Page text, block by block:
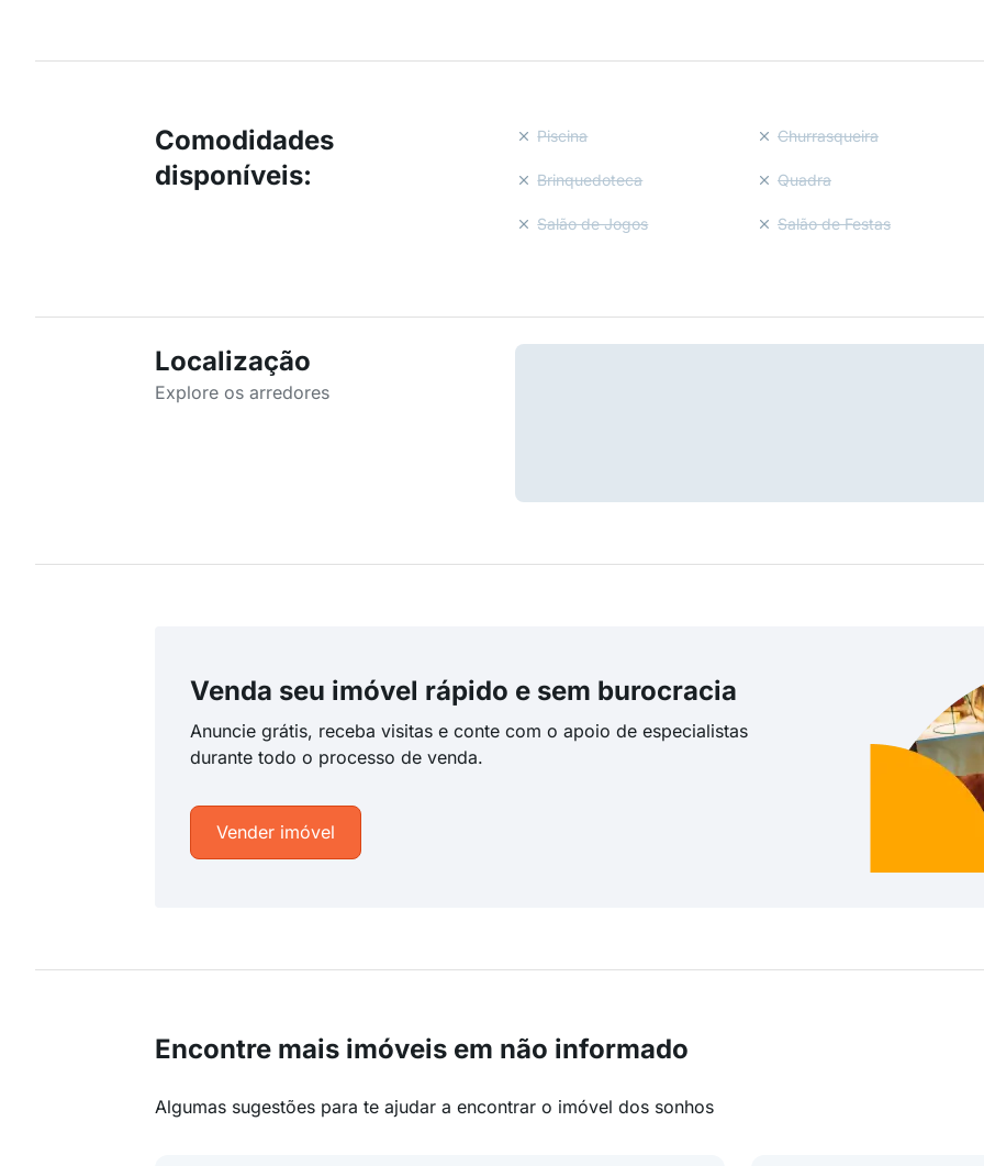
Comodidades
disponíveis:
Piscina Churrasqueira
Brinquedoteca Quadra
Salão de Jogos Salão de Festas
Localização
Explore os arredores
Venda seu imóvel rápido e sem burocracia
Anuncie grátis, receba visitas e conte com o apoio de especialistas
durante todo o processo de venda.
Vender imóvel
Encontre mais imóveis em não informado
Algumas sugestões para te ajudar a encontrar o imóvel dos sonhos